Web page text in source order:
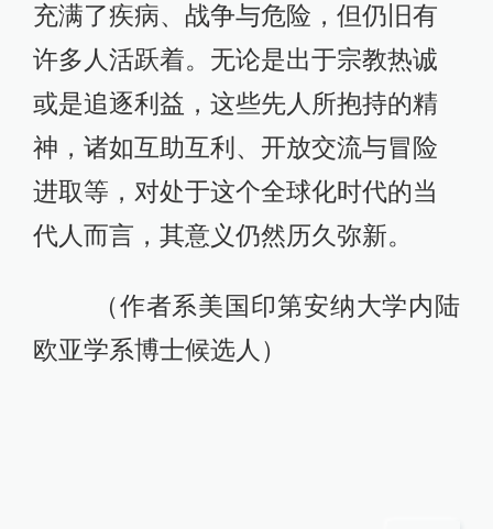
充满了疾病、战争与危险，但仍旧有
许多人活跃着。无论是出于宗教热诚
或是追逐利益，这些先人所抱持的精
神，诸如互助互利、开放交流与冒险
进取等，对处于这个全球化时代的当
代人而言，其意义仍然历久弥新。
（作者系美国印第安纳大学内陆
欧亚学系博士候选人）